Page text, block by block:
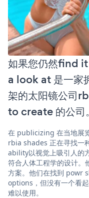
如果您仍然find
a look at 是一家
架的太阳镜公司
to create 的公司。
在 publicizing 在当地展
rbia shades 正在寻找一
ability以视觉上吸引人的
符合人体工程学的设计。
方案。他们在找到 powr
options，但没有一个看
难以使用。